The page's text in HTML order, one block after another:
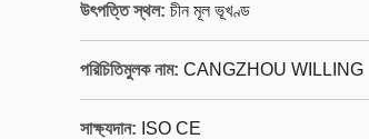
উৎপত্তি স্থল: চীন মূল ভূখণ্ড
পরিচিতিমুলক নাম: CANGZHOU WILLING
সাক্ষ্যদান: ISO CE